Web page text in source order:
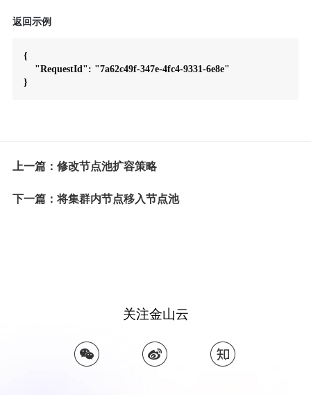
返回示例
{
    "RequestId": "7a62c49f-347e-4fc4-9331-6e8e"
上一篇：修改节点池扩容策略
下一篇：将集群内节点移入节点池
关注金山云